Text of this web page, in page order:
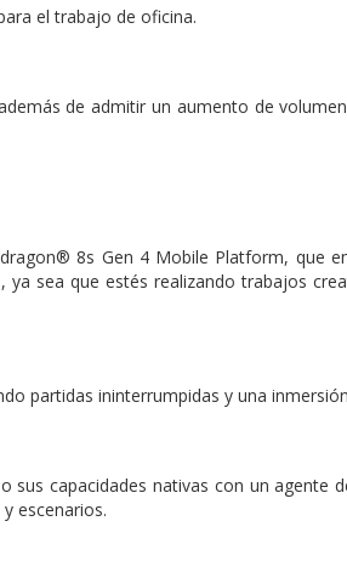
el trabajo de oficina.
de admitir un aumento de
8s Gen 4 Mobile Platform, que
sea que estés realizando trabajos
partidas ininterrumpidas y una
sus capacidades nativas con un agente
escenarios.